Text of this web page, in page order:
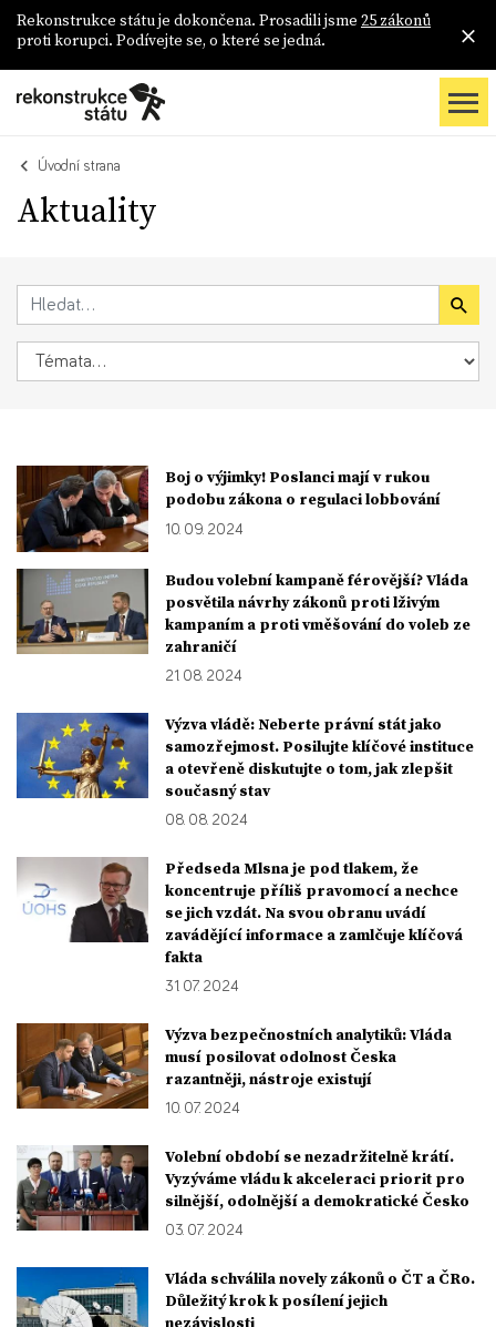
Rekonstrukce státu je dokončena. Prosadili jsme 25 zákonů
proti korupci. Podívejte se, o které se jedná.
Úvodní strana
Aktuality
Boj o výjimky! Poslanci mají v rukou
podobu zákona o regulaci lobbování
10. 09. 2024
Budou volební kampaně férovější? Vláda
posvětila návrhy zákonů proti lživým
kampaním a proti vměšování do voleb ze
zahraničí
21. 08. 2024
Výzva vládě: Neberte právní stát jako
samozřejmost. Posilujte klíčové instituce
a otevřeně diskutujte o tom, jak zlepšit
současný stav
08. 08. 2024
Předseda Mlsna je pod tlakem, že
koncentruje příliš pravomocí a nechce
se jich vzdát. Na svou obranu uvádí
zavádějící informace a zamlčuje klíčová
fakta
31. 07. 2024
Výzva bezpečnostních analytiků: Vláda
musí posilovat odolnost Česka
razantněji, nástroje existují
10. 07. 2024
Volební období se nezadržitelně krátí.
Vyzýváme vládu k akceleraci priorit pro
silnější, odolnější a demokratické Česko
03. 07. 2024
Vláda schválila novely zákonů o ČT a ČRo.
Důležitý krok k posílení jejich
nezávislosti